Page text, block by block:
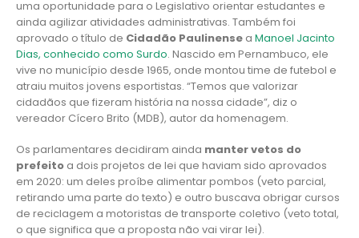
uma oportunidade para o Legislativo orientar estudantes e
ainda agilizar atividades administrativas. Também foi
aprovado o título de Cidadão Paulinense a Manoel Jacinto
Dias, conhecido como Surdo. Nascido em Pernambuco, ele
vive no município desde 1965, onde montou time de futebol e
atraiu muitos jovens esportistas. “Temos que valorizar
cidadãos que fizeram história na nossa cidade”, diz o
vereador Cícero Brito (MDB), autor da homenagem.
Os parlamentares decidiram ainda manter vetos do
prefeito a dois projetos de lei que haviam sido aprovados
em 2020: um deles proíbe alimentar pombos (veto parcial,
retirando uma parte do texto) e outro buscava obrigar cursos
de reciclagem a motoristas de transporte coletivo (veto total,
o que significa que a proposta não vai virar lei).